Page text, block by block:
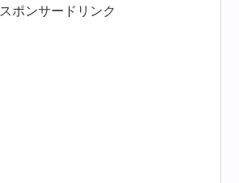
スポンサードリンク